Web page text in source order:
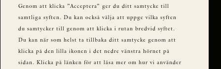
Genom att klicka ”Acceptera” ger du ditt samtycke till
samtliga syften. Du kan också välja att uppge vilka syften
du samtycker till genom att klicka i rutan bredvid syftet.
Du kan när som helst ta tillbaka ditt samtycke genom att
klicka på den lilla ikonen i det nedre vänstra hörnet på
sidan. Klicka på länken för att läsa mer om hur vi använder